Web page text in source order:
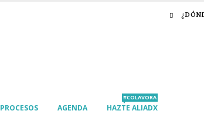
PROCESOS AGENDA HAZTE ALIADX
#COLAVORA